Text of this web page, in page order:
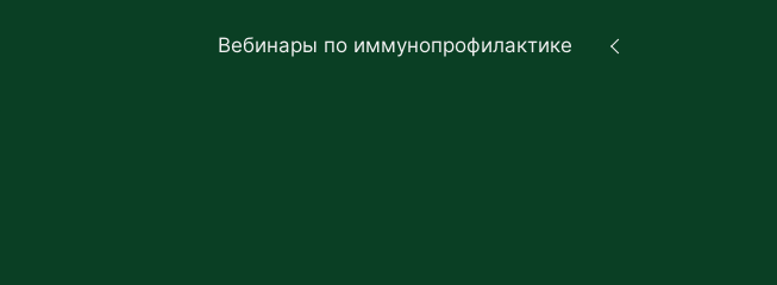
Вебинары по иммунопрофилактике